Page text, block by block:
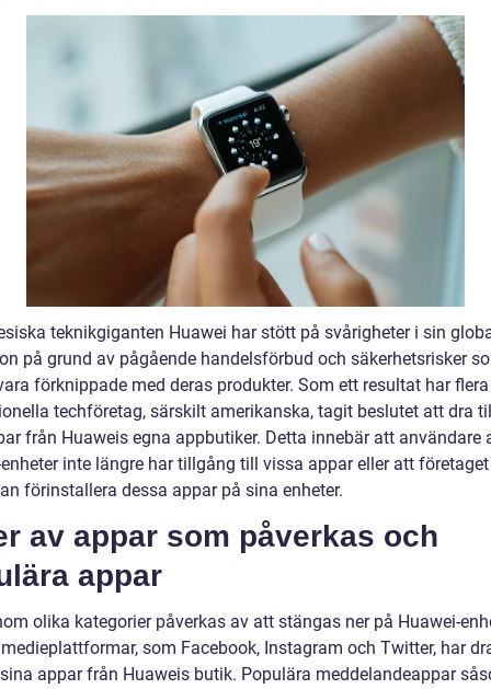
teknikgiganten Huawei har stött på svårigheter i sin
på grund av pågående handelsförbud och säkerhetsrisker
förknippade med deras produkter. Som ett resultat har flera
techföretag, särskilt amerikanska, tagit beslutet att dra
från Huaweis egna appbutiker. Detta innebär att användare
inte längre har tillgång till vissa appar eller att
förinstallera dessa appar på sina enheter.
av appar som påverkas och
appar
olika kategorier påverkas av att stängas ner på Huawei-
som Facebook, Instagram och Twitter, har
appar från Huaweis butik. Populära meddelandeappar